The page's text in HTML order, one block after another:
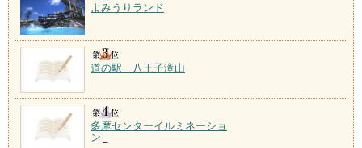
よみうりランド
道の駅 八王子滝山
多摩センターイルミネーショ
ン